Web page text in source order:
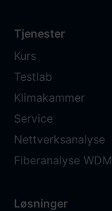
Tjenester
Kurs
Testlab
Klimakammer
Service
Nettverksanalyse
Fiberanalyse WDM
Løsninger